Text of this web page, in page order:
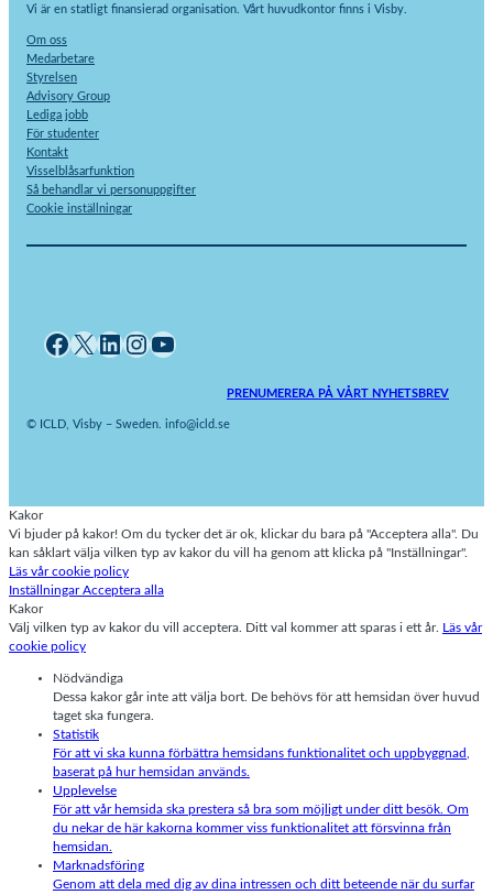
Vi är en statligt finansierad organisation. Vårt huvudkontor finns i Visby.
Om oss
Medarbetare
Styrelsen
Advisory Group
Lediga jobb
För studenter
Kontakt
Visselblåsarfunktion
Så behandlar vi personuppgifter
Cookie inställningar
Facebook X LinkedIn InstagramYouTube
PRENUMERERA PÅ VÅRT NYHETSBREV
© ICLD, Visby – Sweden. info@icld.se
Kakor
Vi bjuder på kakor! Om du tycker det är ok, klickar du bara på "Acceptera alla". Du
kan såklart välja vilken typ av kakor du vill ha genom att klicka på "Inställningar".
Läs vår cookie policy
InställningarAcceptera alla
Kakor
Välj vilken typ av kakor du vill acceptera. Ditt val kommer att sparas i ett år.
Läs vår
cookie policy
Nödvändiga
Dessa kakor går inte att välja bort. De behövs för att hemsidan över huvud
taget ska fungera.
Statistik
För att vi ska kunna förbättra hemsidans funktionalitet och uppbyggnad,
baserat på hur hemsidan används.
Upplevelse
För att vår hemsida ska prestera så bra som möjligt under ditt besök. Om
du nekar de här kakorna kommer viss funktionalitet att försvinna från
hemsidan.
Marknadsföring
Genom att dela med dig av dina intressen och ditt beteende när du surfar